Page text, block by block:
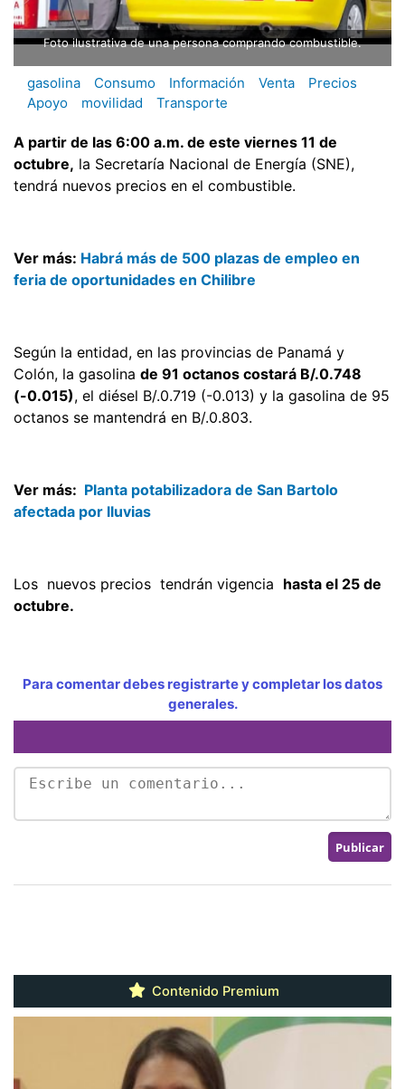
Foto ilustrativa de una persona comprando combustible.
gasolina Consumo Información Venta
Precios
Apoyo
movilidad Transporte
A partir de las 6:00 a.m. de este viernes 11 de
octubre, la Secretaría Nacional de Energía (SNE),
tendrá nuevos precios en el combustible.
Ver más: Habrá más de 500 plazas de empleo en
feria de oportunidades en Chilibre
Según la entidad, en las provincias de Panamá y
Colón, la gasolina de 91 octanos costará B/.0.748
(-0.015), el diésel B/.0.719 (-0.013) y la gasolina de 95
octanos se mantendrá en B/.0.803.
Ver más: Planta potabilizadora de San Bartolo
afectada por lluvias
Los nuevos precios tendrán vigencia hasta el 25 de
octubre.
Para comentar debes registrarte y completar los datos
generales.
Contenido Premium